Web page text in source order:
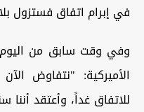
في إبرام اتفاق فستزول
وفي وقت سابق من
الأميركية: "نتفاوض
للاتفاق غداً، وأعتقد